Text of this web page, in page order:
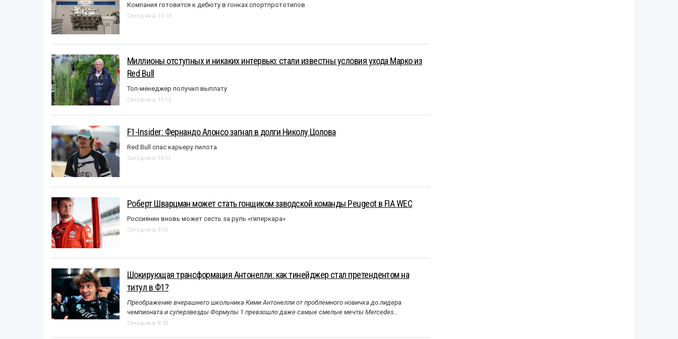
Компания готовится к дебюту в гонках спортпрототипов
Сегодня в 12:13
Миллионы отступных и никаких интервью: стали известны условия ухода Марко из
Red Bull
Топ-менеджер получил выплату
Сегодня в 11:12
F1-Insider: Фернандо Алонсо загнал в долги Николу Цолова
Red Bull спас карьеру пилота
Сегодня в 10:11
Роберт Шварцман может стать гонщиком заводской команды Peugeot в FIA WEC
Россиянин вновь может сесть за руль «гиперкара»
Сегодня в 9:10
Шокирующая трансформация Антонелли: как тинейджер стал претендентом на
титул в Ф1?
Преображение вчерашнего школьника Кими Антонелли от проблемного новичка до лидера
чемпионата и суперзвезды Формулы 1 превзошло даже самые смелые мечты Mercedes...
Сегодня в 8:30